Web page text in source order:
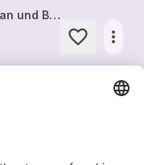
«Uom Raswékje» für Sopran und Bariton (2012), auf ein lautpoetisches Gedicht des Komponisten
more_horiz